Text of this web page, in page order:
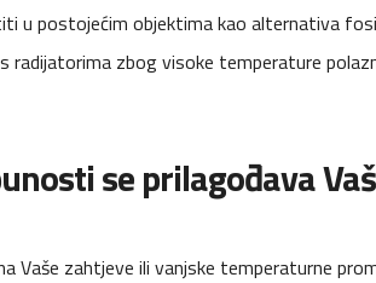
u postojećim objektima kao alternativa
radijatorima zbog visoke temperature
se prilagođava
Vaše zahtjeve ili vanjske temperaturne